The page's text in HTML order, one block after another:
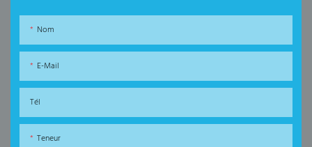
Nom
E-Mail
Tél
Teneur